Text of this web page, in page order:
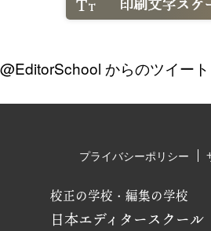
@EditorSchool からのツイート
校正の学校・編集の学校
日本エディタースクール
プライバシーポリシー